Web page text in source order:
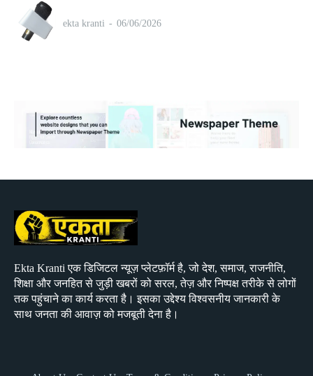
ekta kranti - 06/06/2026
Ekta Kranti एक डिजिटल न्यूज़ प्लेटफ़ॉर्म है, जो देश, समाज, राजनीति,
शिक्षा और जनहित से जुड़ी खबरों को सरल, तेज़ और निष्पक्ष तरीके से लोगों
तक पहुंचाने का कार्य करता है। इसका उद्देश्य विश्वसनीय जानकारी के
साथ जनता की आवाज़ को मजबूती देना है।